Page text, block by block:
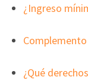
¿Ingreso
¿Qué